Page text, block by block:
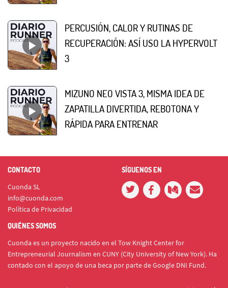
PERCUSIÓN, CALOR Y RUTINAS DE
RECUPERACIÓN: ASÍ USO LA HYPERVOLT
3
MIZUNO NEO VISTA 3, MISMA IDEA DE
ZAPATILLA DIVERTIDA, REBOTONA Y
RÁPIDA PARA ENTRENAR
CONTACTO
Cuonda SL
info@cuonda.com
Política de Privacidad
SÍGUENOS EN
QUIÉNES SOMOS
Cuonda es un proyecto nacido en el Tow Knight Center for
Entrepreneurial Journalism en CUNY (City University of New York). Ha
contado con el apoyo de una beca por parte de Google DNI Fund.